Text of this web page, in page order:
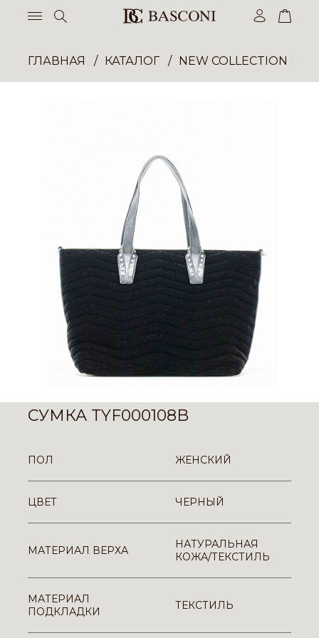
ГЛАВНАЯ КАТАЛОГ NEW COLLECTION
СУМКА TYF000108B
ПОЛ ЖЕНСКИЙ
ЦВЕТ ЧЕРНЫЙ
МАТЕРИАЛ ВЕРХА
НАТУРАЛЬНАЯ
КОЖА/ТЕКСТИЛЬ
МАТЕРИАЛ
ПОДКЛАДКИ
ТЕКСТИЛЬ